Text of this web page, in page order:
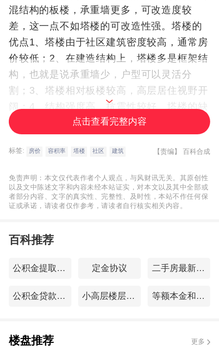
混结构的板楼，承重墙更多，可改造度较
差，这一点不如塔楼的可改造性强。塔楼的
优点1、塔楼由于社区建筑密度较高，通常房
价较低；2、在建造结构上，塔楼多是框架结
构，也就是说承重墙少，户型可以灵活分
割；3、塔楼相对板楼较高，高层居住视野开
阔；4、结构强度高，抗震性较好。塔楼的缺
点1、居住密度较高，户型均好性差；2、使
暗卫。综上所述，价格上，塔楼比板楼要便
吸引力；但是如果是更加看重住房的舒适
度，那板楼还是好一些。但是到底是买板楼
员的住房需求出发，适合自己的才是最好
点击查看完整内容
标签: 房价 容积率 塔楼 社区 建筑 【责编】 百科合成
免责声明：本文仅代表作者个人观点，与风财讯无关。其原创性
以及文中陈述文字和内容未经本站证实，对本文以及其中全部或
者部分内容、文字的真实性、完整性、及时性，本站不作任何保
证或承诺，请读者仅作参考，请读者自行核实相关内容。
百科推荐
公积金提取申请 定金协议 二手房最新政策
公积金贷款100万 小高层楼层选择 等额本金和等额本息区别
楼盘推荐 更多